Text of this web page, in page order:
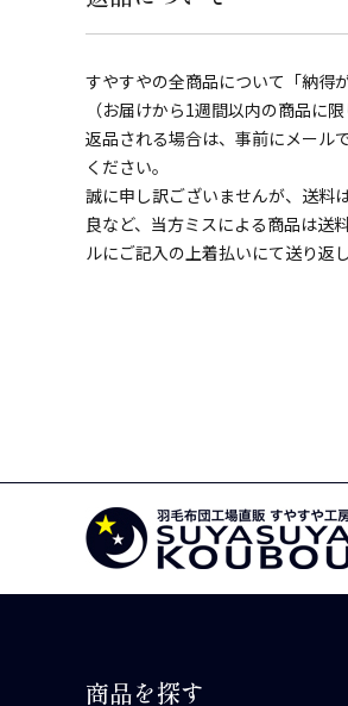
すやすやの全商品について「納得
（お届けから1週間以内の商品に限
返品される場合は、事前にメール
ください。
誠に申し訳ございませんが、送料
良など、当方ミスによる商品は送
ルにご記入の上着払いにて送り返
商品を探す